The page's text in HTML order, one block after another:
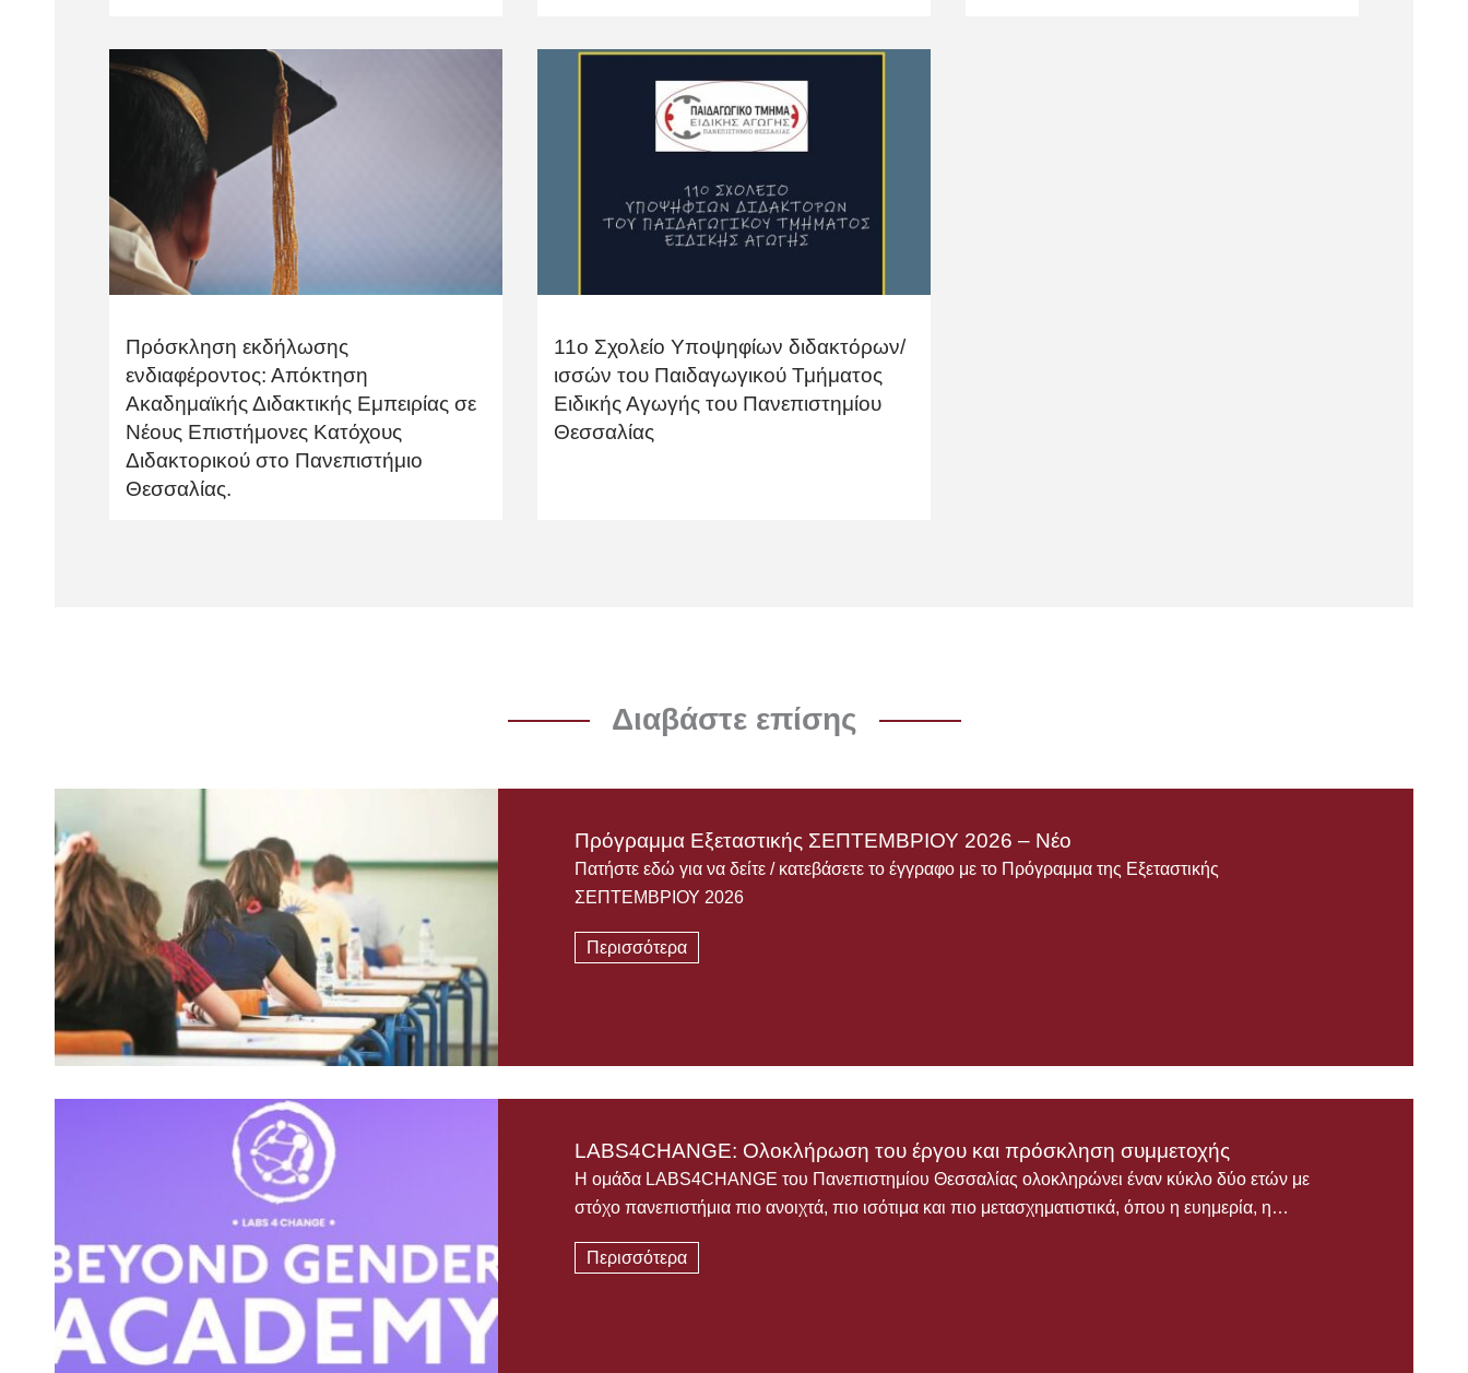
Πρόσκληση εκδήλωσης
ενδιαφέροντος: Απόκτηση
Ακαδημαϊκής Διδακτικής Εμπειρίας σε
Νέους Επιστήμονες Κατόχους
Διδακτορικού στο Πανεπιστήμιο
Θεσσαλίας.
11ο Σχολείο Υποψηφίων διδακτόρων/
ισσών του Παιδαγωγικού Τμήματος
Ειδικής Αγωγής του Πανεπιστημίου
Θεσσαλίας
Διαβάστε επίσης
Πρόγραμμα Εξεταστικής ΣΕΠΤΕΜΒΡΙΟΥ 2026 – Νέο
Πατήστε εδώ για να δείτε / κατεβάσετε το έγγραφο με το Πρόγραμμα της Εξεταστικής
ΣΕΠΤΕΜΒΡΙΟΥ 2026
Περισσότερα
LABS4CHANGE: Ολοκλήρωση του έργου και πρόσκληση συμμετοχής
Η ομάδα LABS4CHANGE του Πανεπιστημίου Θεσσαλίας ολοκληρώνει έναν κύκλο δύο ετών με
στόχο πανεπιστήμια πιο ανοιχτά, πιο ισότιμα και πιο μετασχηματιστικά, όπου η ευημερία, η…
Περισσότερα